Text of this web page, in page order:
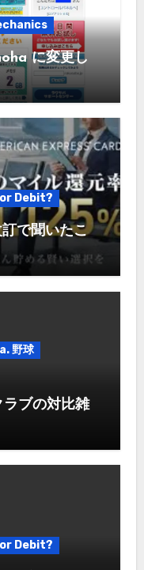
に変更し
Debit?
で聞いたこ
野球
ブの対比雑
Debit?